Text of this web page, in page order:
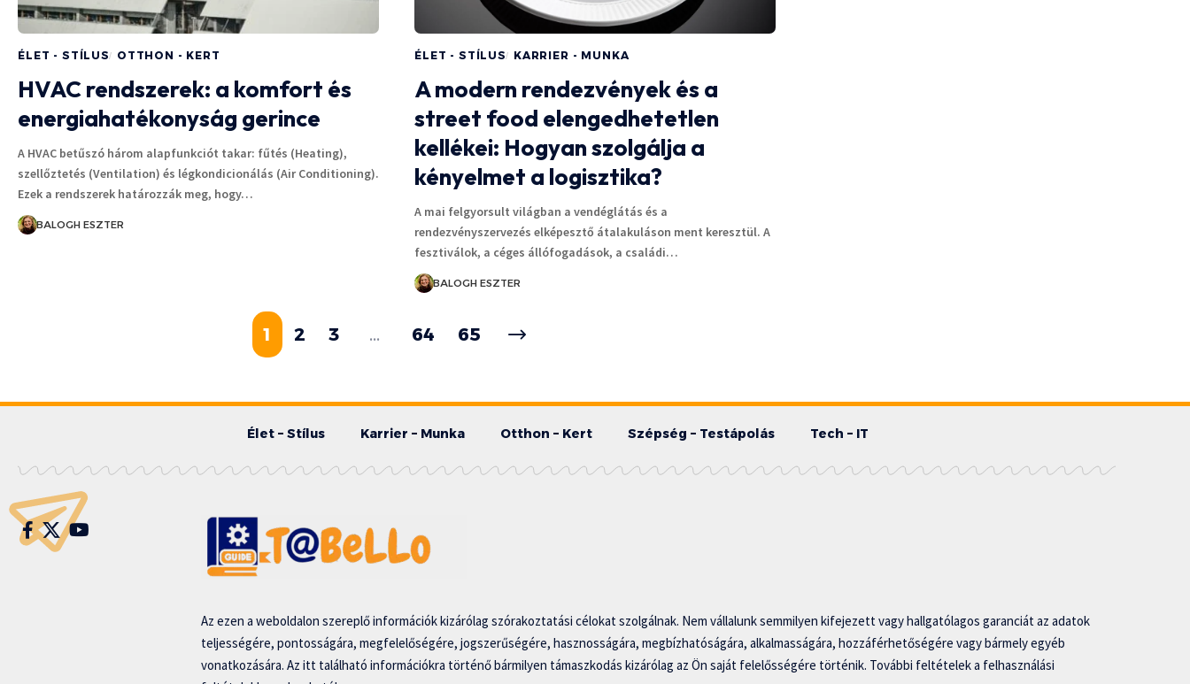
ÉLET - STÍLUS OTTHON - KERT
HVAC rendszerek: a komfort és
energiahatékonyság gerince
A HVAC betűszó három alapfunkciót takar: fűtés (Heating),
szellőztetés (Ventilation) és légkondicionálás (Air Conditioning).
Ezek a rendszerek határozzák meg, hogy…
BALOGH ESZTER
ÉLET - STÍLUS KARRIER - MUNKA
A modern rendezvények és a
street food elengedhetetlen
kellékei: Hogyan szolgálja a
kényelmet a logisztika?
A mai felgyorsult világban a vendéglátás és a
rendezvényszervezés elképesztő átalakuláson ment keresztül. A
fesztiválok, a céges állófogadások, a családi…
BALOGH ESZTER
1 2 3 … 64 65
Élet – Stílus Karrier – Munka Otthon – Kert Szépség – Testápolás Tech – IT
Az ezen a weboldalon szereplő információk kizárólag szórakoztatási célokat szolgálnak. Nem vállalunk semmilyen kifejezett vagy hallgatólagos garanciát az adatok
teljességére, pontosságára, megfelelőségére, jogszerűségére, hasznosságára, megbízhatóságára, alkalmasságára, hozzáférhetőségére vagy bármely egyéb
vonatkozására. Az itt található információkra történő bármilyen támaszkodás kizárólag az Ön saját felelősségére történik. További feltételek a felhasználási